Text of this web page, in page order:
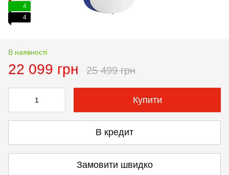
4
4
В наявності
22 099 грн 25 499 грн
Купити
В кредит
Замовити швидко